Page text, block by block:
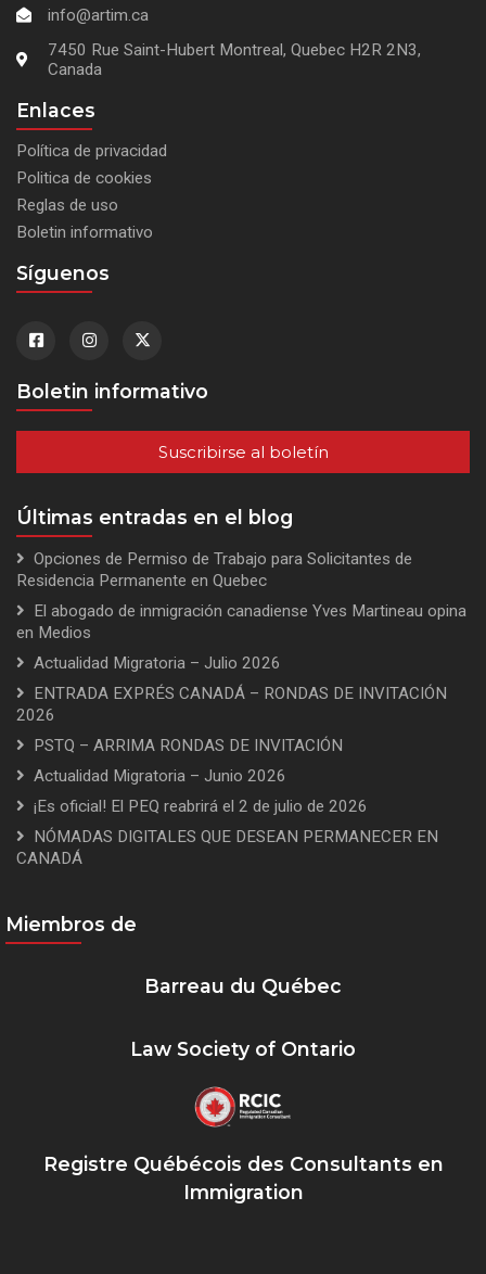
info@artim.ca
7450 Rue Saint-Hubert Montreal, Quebec H2R 2N3,
Canada
Enlaces
Política de privacidad
Politica de cookies
Reglas de uso
Boletin informativo
Síguenos
Boletin informativo
Suscribirse al boletín
Últimas entradas en el blog
Opciones de Permiso de Trabajo para Solicitantes de
Residencia Permanente en Quebec
El abogado de inmigración canadiense Yves Martineau opina
en Medios
Actualidad Migratoria – Julio 2026
ENTRADA EXPRÉS CANADÁ – RONDAS DE INVITACIÓN
2026
PSTQ – ARRIMA RONDAS DE INVITACIÓN
Actualidad Migratoria – Junio 2026
¡Es oficial! El PEQ reabrirá el 2 de julio de 2026
NÓMADAS DIGITALES QUE DESEAN PERMANECER EN
CANADÁ
Miembros de
Barreau du Québec
Law Society of Ontario
Registre Québécois des Consultants en
Immigration